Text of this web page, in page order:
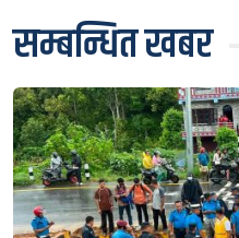
सम्बन्धित खबर